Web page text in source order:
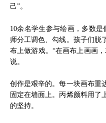
己”。
10余名学生参与绘画，多数
师分工调色、勾线。孩子们脱
布上做游戏。“在画布上画画
说。
创作是艰辛的。每一块画布重
固定在墙面上。丙烯颜料用了
的坚持。